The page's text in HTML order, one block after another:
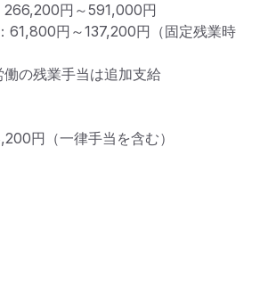
266,200円～591,000円
61,800円～137,200円（固定残業時
の残業手当は追加支給
円（一律手当を含む）